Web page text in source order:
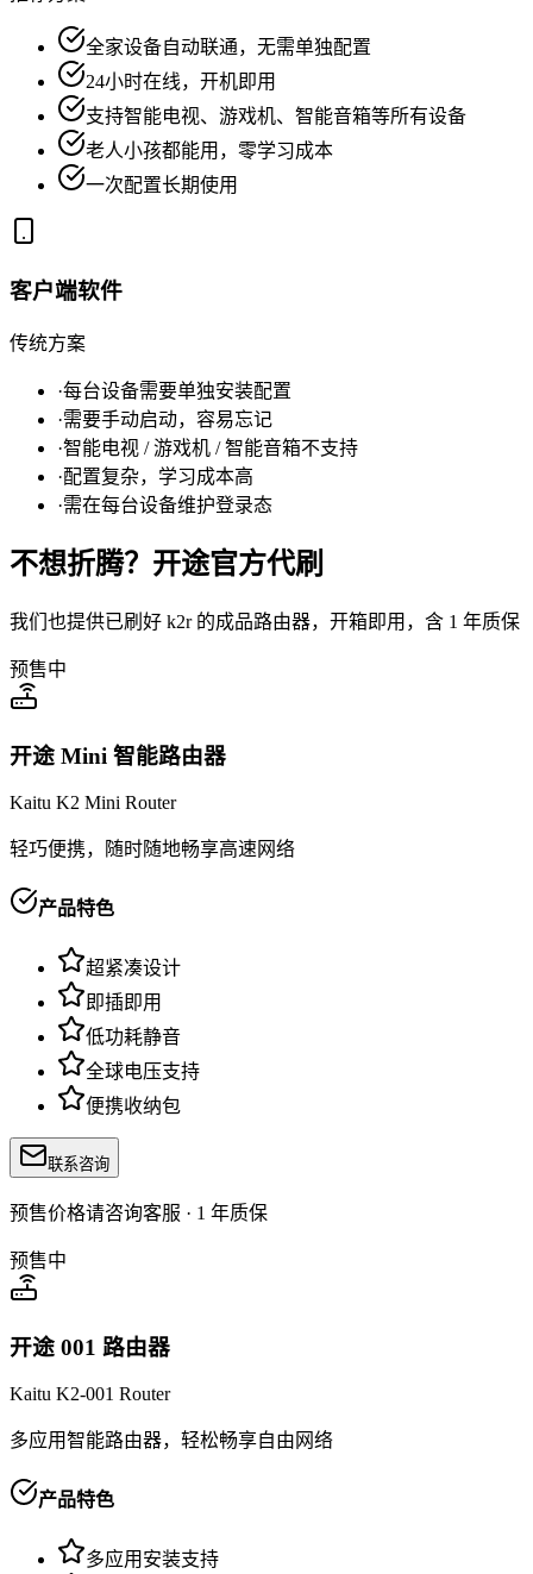
全家设备自动联通，无需单独配置
24小时在线，开机即用
支持智能电视、游戏机、智能音箱等所有设备
老人小孩都能用，零学习成本
一次配置长期使用
客户端软件
传统方案
·每台设备需要单独安装配置
·需要手动启动，容易忘记
·智能电视 / 游戏机 / 智能音箱不支持
·配置复杂，学习成本高
·需在每台设备维护登录态
不想折腾？开途官方代刷
我们也提供已刷好 k2r 的成品路由器，开箱即用，含 1 年质保
预售中
开途 Mini 智能路由器
Kaitu K2 Mini Router
轻巧便携，随时随地畅享高速网络
产品特色
超紧凑设计
即插即用
低功耗静音
全球电压支持
便携收纳包
联系咨询
预售价格请咨询客服 · 1 年质保
预售中
开途 001 路由器
Kaitu K2-001 Router
多应用智能路由器，轻松畅享自由网络
产品特色
多应用安装支持